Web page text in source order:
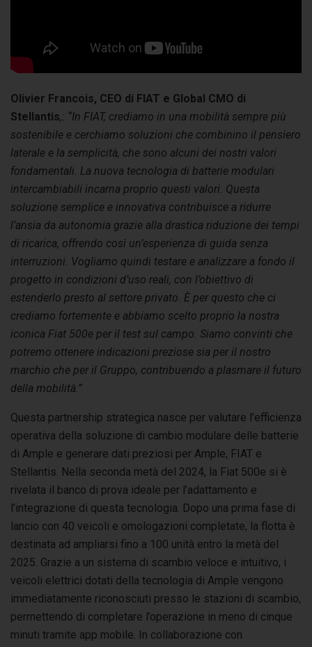
Olivier Francois, CEO di FIAT e Global CMO di
Stellantis,: “In FIAT, crediamo in una mobilità sempre più
sostenibile e cerchiamo soluzioni che combinino il pensiero
laterale e la semplicità, che sono alcuni dei nostri valori
fondamentali. La nuova tecnologia di batterie modulari
intercambiabili incarna proprio questi valori. Questa
soluzione semplice e innovativa contribuisce a ridurre
l’ansia da autonomia grazie alla drastica riduzione dei tempi
di ricarica, offrendo così un’esperienza di guida senza
interruzioni. Vogliamo quindi testare e analizzare a fondo il
progetto in condizioni d’uso reali, con l’obiettivo di
estenderlo presto al settore privato. È per questo che ci
crediamo fortemente e abbiamo scelto proprio la nostra
iconica Fiat 500e per il test sul campo. Siamo convinti che
potremo ottenere indicazioni preziose sia per il nostro
marchio che per il Gruppo, contribuendo a plasmare il futuro
della mobilità .”
Questa partnership strategica nasce per valutare l’efficienza
operativa della soluzione di cambio modulare delle batterie
di Ample e generare dati preziosi per Ample, FIAT e
Stellantis. Nella seconda metà del 2024, la Fiat 500e si è
rivelata il banco di prova ideale per l’adattamento e
l’integrazione di questa tecnologia. Dopo una prima fase di
lancio con 40 veicoli e omologazioni completate, la flotta è
destinata ad ampliarsi fino a 100 unità entro la metà del
2025. Grazie a un sistema di scambio veloce e intuitivo, i
veicoli elettrici dotati della tecnologia di Ample vengono
immediatamente riconosciuti presso le stazioni di scambio,
permettendo di completare l’operazione in meno di cinque
minuti tramite app mobile. In collaborazione con